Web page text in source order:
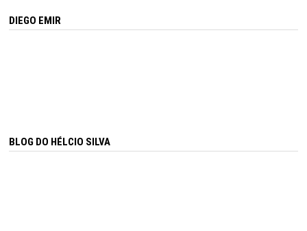
DIEGO EMIR
BLOG DO HÉLCIO SILVA